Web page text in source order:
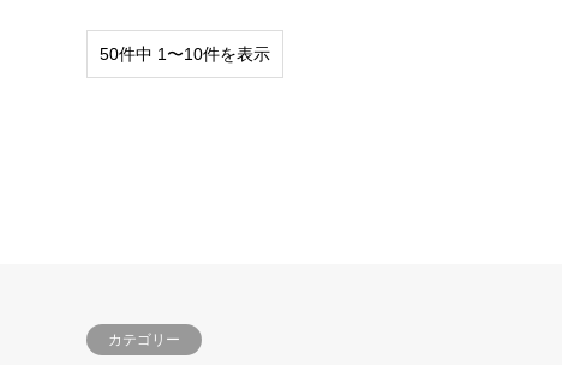
50件中 1〜10件を表示
カテゴリー